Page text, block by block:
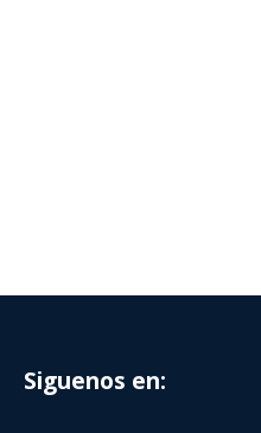
Siguenos en: